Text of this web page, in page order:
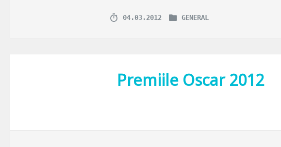
04.03.2012 GENERAL
Premiile Oscar 2012
Inca de cand eram copil ma trezeam cu noaptea in cap sa urmaresc la tv decernarea